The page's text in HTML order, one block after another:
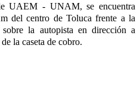
UAEM - UNAM, se encuentra
del centro de Toluca frente a la
la autopista en dirección a
la caseta de cobro.